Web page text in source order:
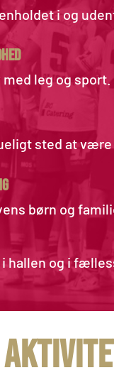
i og
leg og sport.
sted at
børn og
hallen og i